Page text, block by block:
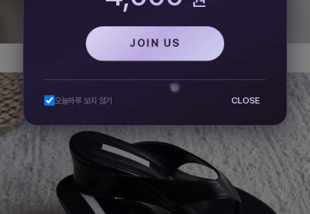
JOIN US
오늘하루 보지 않기 CLOSE